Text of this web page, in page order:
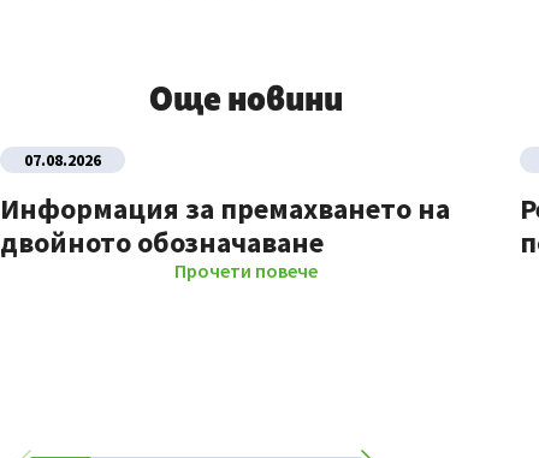
Още новини
07.08.2026
Информация за премахването на
двойното обозначаване
Прочети повече